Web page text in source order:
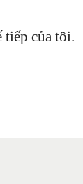
tiếp của tôi.